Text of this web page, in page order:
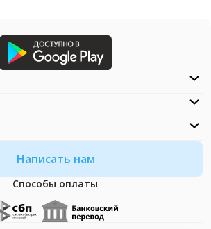
Написать нам
Способы оплаты